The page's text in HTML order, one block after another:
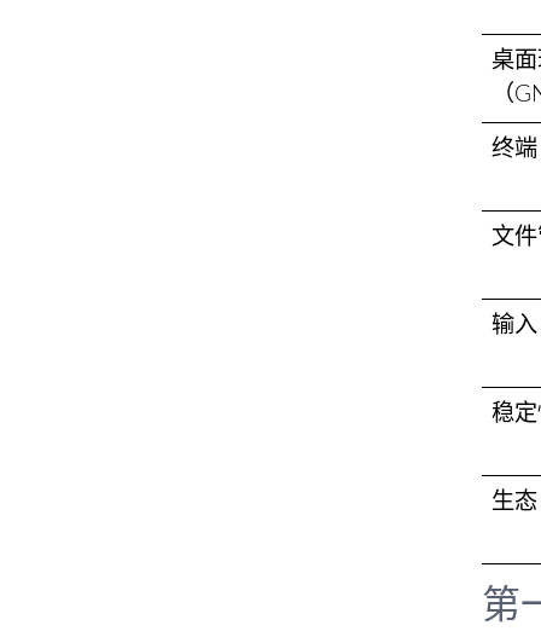
桌
（
终
文
输
稳
生
第